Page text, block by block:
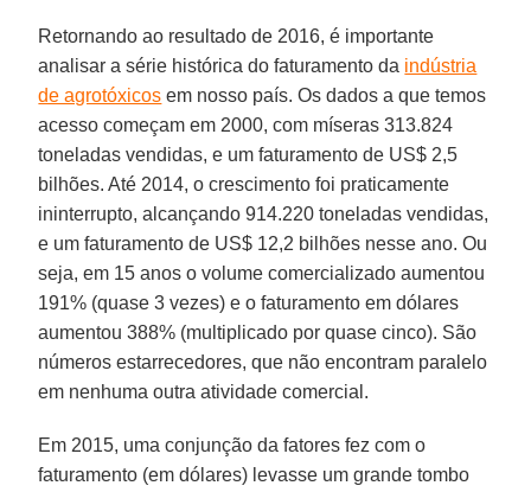
Retornando ao resultado de 2016, é importante
analisar a série histórica do faturamento da indústria
de agrotóxicos em nosso país. Os dados a que temos
acesso começam em 2000, com míseras 313.824
toneladas vendidas, e um faturamento de US$ 2,5
bilhões. Até 2014, o crescimento foi praticamente
ininterrupto, alcançando 914.220 toneladas vendidas,
e um faturamento de US$ 12,2 bilhões nesse ano. Ou
seja, em 15 anos o volume comercializado aumentou
191% (quase 3 vezes) e o faturamento em dólares
aumentou 388% (multiplicado por quase cinco). São
números estarrecedores, que não encontram paralelo
em nenhuma outra atividade comercial.
Em 2015, uma conjunção da fatores fez com o
faturamento (em dólares) levasse um grande tombo